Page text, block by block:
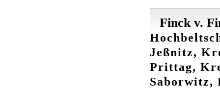
Finck v.
Jeßnitz,
Prittag,
Saborwitz,